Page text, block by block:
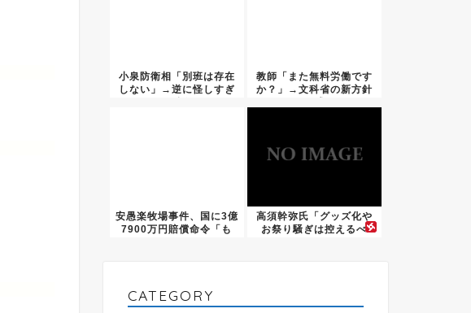
小泉防衛相「別班は存在
しない」→逆に怪しすぎ
教師「また無料労働です
か？」→文科省の新方針
安愚楽牧場事件、国に3億
7900万円賠償命令「も
高須幹弥氏「グッズ化や
お祭り騒ぎは控えるべ
CATEGORY